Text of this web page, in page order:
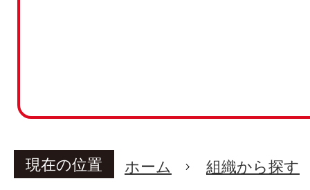
現在の位置 ホーム 組織から探す